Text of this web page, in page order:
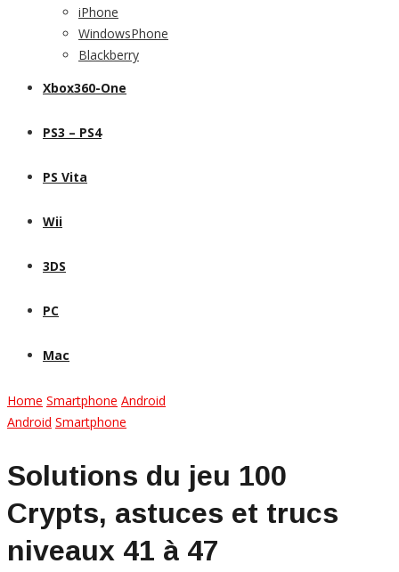
iPhone
WindowsPhone
Blackberry
Xbox360-One
PS3 – PS4
PS Vita
Wii
3DS
PC
Mac
Home Smartphone Android
Android Smartphone
Solutions du jeu 100
Crypts, astuces et trucs
niveaux 41 à 47